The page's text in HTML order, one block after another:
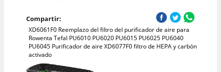
Compartir:
XD6061F0 Reemplazo del filtro del purificador de aire para
Rowenta Tefal PU6010 PU6020 PU6015 PU6025 PU6040
PU6045 Purificador de aire XD6077F0 filtro de HEPA y carbón
activado